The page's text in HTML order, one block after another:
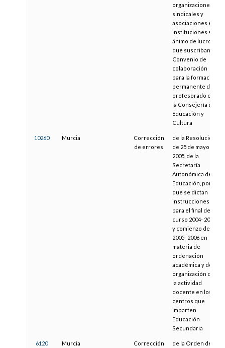
organizaciones
sindicales y
asociaciones e
instituciones sin
ánimo de lucro,
que suscriban
Convenio de
colaboración
para la formación
permanente del
profesorado con
la Consejería de
Educación y
Cultura
10260 Murcia
Corrección
de errores
de la Resolución
de 25 de mayo de
2005, de la
Secretaría
Autonómica de
Educación, por la
que se dictan
instrucciones
para el final del
curso 2004- 2005
y comienzo del
2005- 2006 en
materia de
ordenación
académica y de
organización de
la actividad
docente en los
centros que
imparten
Educación
Secundaria
6120 Murcia
Corrección
de la Orden de 27